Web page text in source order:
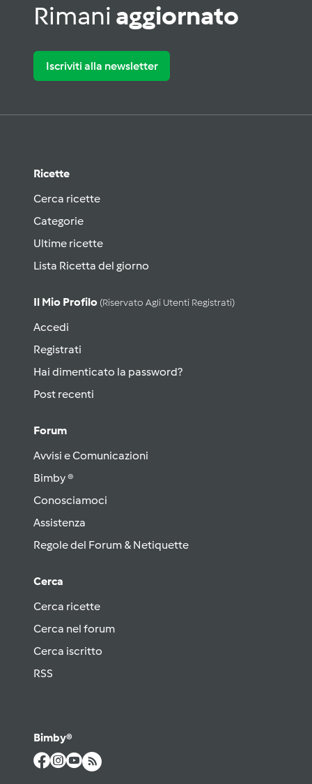
Rimani aggiornato
Iscriviti alla newsletter
Ricette
Cerca ricette
Categorie
Ultime ricette
Lista Ricetta del giorno
Il Mio Profilo (riservato Agli Utenti Registrati)
Accedi
Registrati
Hai dimenticato la password?
Post recenti
Forum
Avvisi e Comunicazioni
Bimby ®
Conosciamoci
Assistenza
Regole del Forum & Netiquette
Cerca
Cerca ricette
Cerca nel forum
Cerca iscritto
RSS
Bimby®